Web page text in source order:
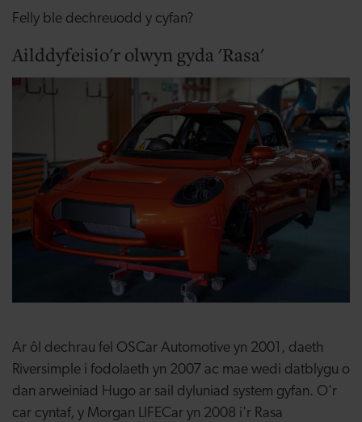
Felly ble dechreuodd y cyfan?
Ailddyfeisio'r olwyn gyda 'Rasa'
Ar ôl dechrau fel OSCar Automotive yn 2001, daeth
Riversimple i fodolaeth yn 2007 ac mae wedi datblygu o
dan arweiniad Hugo ar sail dyluniad system gyfan. O'r
car cyntaf, y Morgan LIFECar yn 2008 i'r Rasa